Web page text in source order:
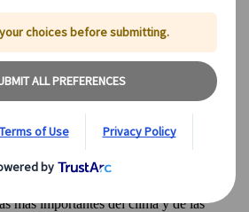
Japón
en Japón
en Japón según la región
en cada estación
según la época del año
sobre el clima y las estaciones en Japón
momento para viajar a Japón
y las estaciones en
más importantes del clima y de las